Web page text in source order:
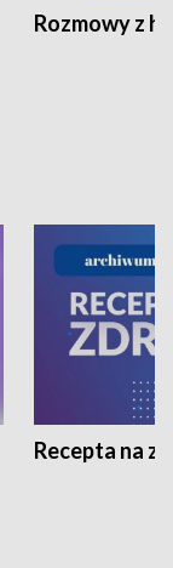
Rozmowy z
Recepta na